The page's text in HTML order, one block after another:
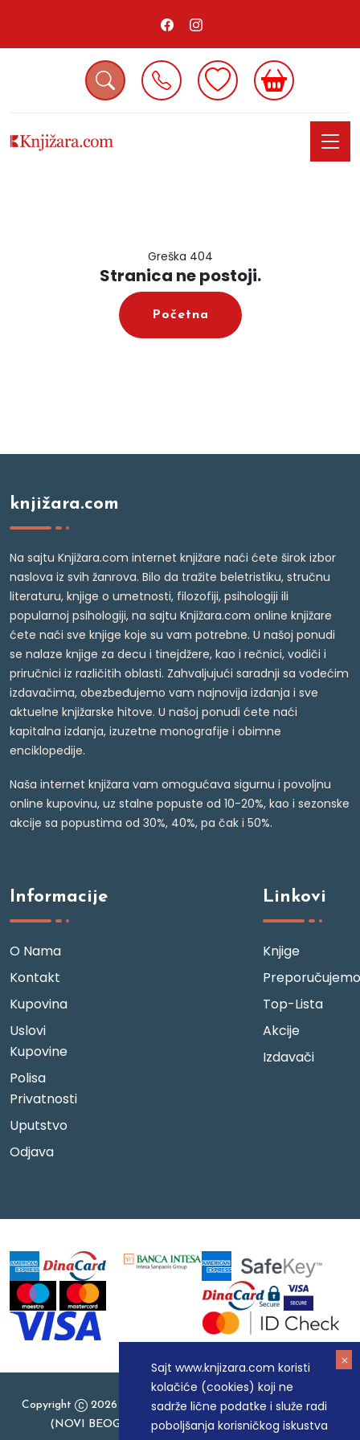
Sajt www.knjizara.com koristi
kolačiće (cookies) koji ne
sadrže lične podatke i služe radi
poboljšanja korisničkog iskustva
Greška 404
Stranica ne postoji.
Početna
knjižara.com
Na sajtu Knjižara.com internet knjižare naći ćete širok izbor
naslova iz svih žanrova. Bilo da tražite beletristiku, stručnu
literaturu, knjige o umetnosti, filozofiji, psihologiji ili
popularnoj psihologiji, na sajtu Knjižara.com online knjižare
ćete naći sve knjige koje su vam potrebne. U našoj ponudi
se nalaze knjige za decu i tinejdžere, kao i rečnici, vodiči i
priručnici iz različitih oblasti. Zahvaljujući saradnji sa vodećim
izdavačima, obezbeđujemo vam najnovija izdanja i sve
aktuelne knjižarske hitove. U našoj ponudi ćete naći
kapitalna izdanja, izuzetne monografije i obimne
enciklopedije.
Naša internet knjižara vam omogućava sigurnu i povoljnu
online kupovinu, uz stalne popuste od 10-20%, kao i sezonske
akcije sa popustima od 30%, 40%, pa čak i 50%.
Informacije
O Nama
Kontakt
Kupovina
Uslovi
Kupovine
Polisa
Privatnosti
Uputstvo
Odjava
Linkovi
Knjige
Preporučujemo
Top-Lista
Akcije
Izdavači
Copyright
2026 Knjizara.com - MAKART DOO BEOGRAD
(NOVI BEOGRAD), PIB: 105184104, MB: 20337524